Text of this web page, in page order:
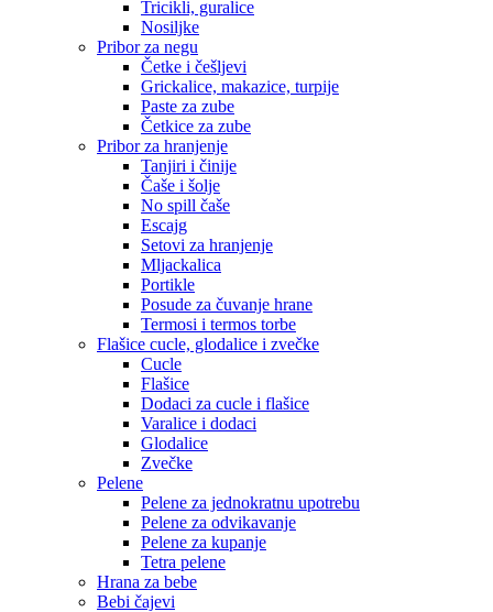
Tricikli, guralice
Nosiljke
Pribor za negu
Četke i češljevi
Grickalice, makazice, turpije
Paste za zube
Četkice za zube
Pribor za hranjenje
Tanjiri i činije
Čaše i šolje
No spill čaše
Escajg
Setovi za hranjenje
Mljackalica
Portikle
Posude za čuvanje hrane
Termosi i termos torbe
Flašice cucle, glodalice i zvečke
Cucle
Flašice
Dodaci za cucle i flašice
Varalice i dodaci
Glodalice
Zvečke
Pelene
Pelene za jednokratnu upotrebu
Pelene za odvikavanje
Pelene za kupanje
Tetra pelene
Hrana za bebe
Bebi čajevi